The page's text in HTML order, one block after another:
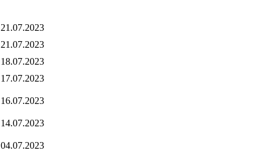
21.07.2023
21.07.2023
18.07.2023
17.07.2023
16.07.2023
14.07.2023
04.07.2023